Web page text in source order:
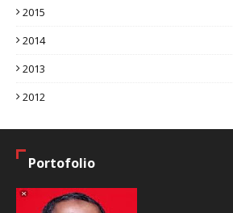
2015
2014
2013
2012
Portofolio